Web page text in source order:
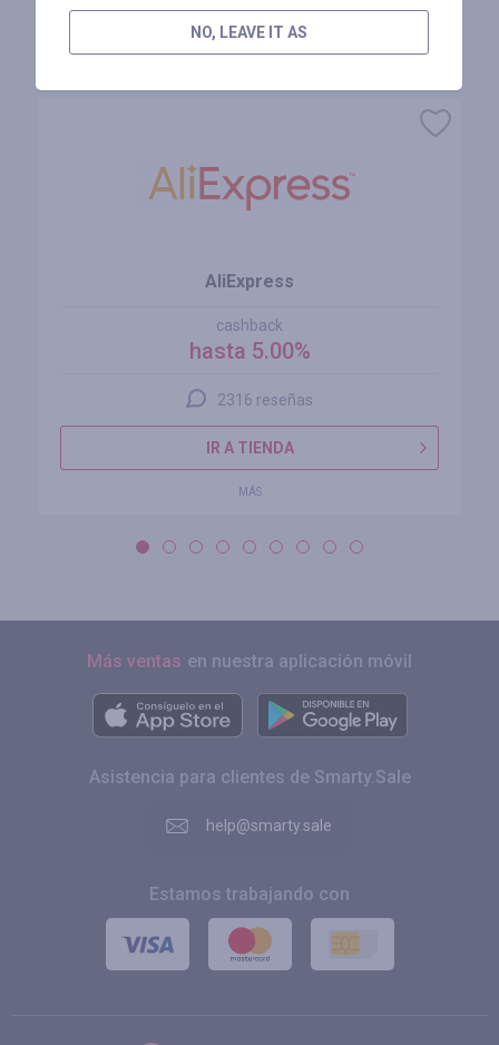
AliExpress
cashback
hasta 5.00%
2316 reseñas
IR A TIENDA
MÁS
Más ventas en nuestra aplicación móvil
Asistencia para clientes de Smarty.Sale
help@smarty.sale
Estamos trabajando con
NO, LEAVE IT AS